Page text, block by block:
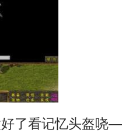
好了看记忆头盔哓